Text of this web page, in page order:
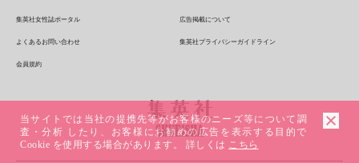
集英社コミック文庫
となりのヤングジャンプ
グランドジャンプ
ウルトラジャンプ
マンガMeets
Cookie
MEN'S NON-NO
UOMO
集英社オンライン
e!集英社
情報・知識＆オピニオン imidas
SHOP Marisol
eclat premium
zakka market
集英社女性誌ポータル 広告掲載について
よくあるお問い合わせ 集英社プライバシーガイドライン
会員規約
当サイトでは当社の提携先等がお客様のニーズ等について調
査・分析 したり、お客様にお勧めの広告を表示する目的で
Cookie を使用する場合があります。 詳しくは こちら